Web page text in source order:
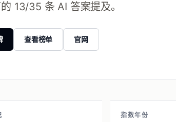
13/35 条 AI 答案提及。
查看榜单 官网
指数年份